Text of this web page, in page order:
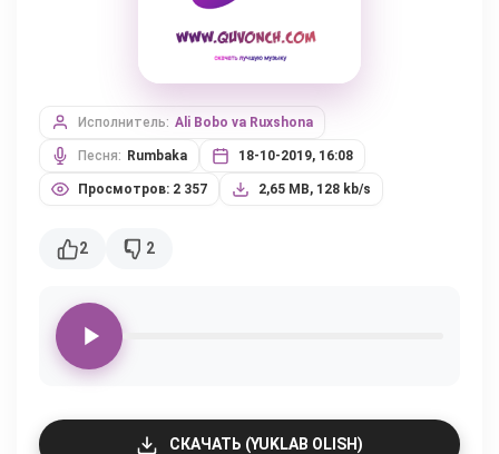
Исполнитель: Ali Bobo va Ruxshona
Песня: Rumbaka 18-10-2019, 16:08
Просмотров: 2 357 2,65 MB, 128 kb/s
2 2
СКАЧАТЬ (YUKLAB OLISH)